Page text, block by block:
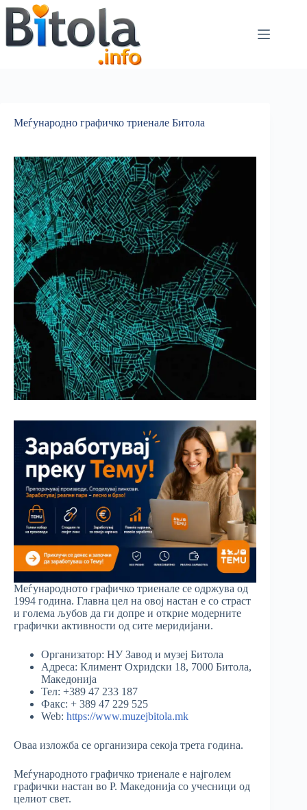
Меѓународно графичко триенале Битола
Меѓународното графичко триенале се одржува од
1994 година. Главна цел на овој настан е со страст
и голема љубов да ги допре и открие модерните
графички активности од сите меридијани.
Организатор: НУ Завод и музеј Битола
Адреса: Климент Охридски 18, 7000 Битола,
Македонија
Тел: +389 47 233 187
Факс: + 389 47 229 525
Web: https://www.muzejbitola.mk
Оваа изложба се организира секоја трета година.
Меѓународното графичко триенале е најголем
графички настан во Р. Македонија со учесници од
целиот свет.